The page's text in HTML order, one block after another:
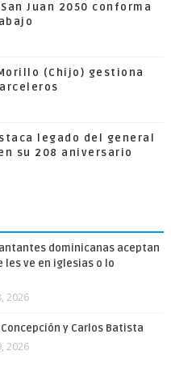
Juan 2050 conforma
(Chijo) gestiona
legado del general
su 208 aniversario
dominicanas aceptan
les ve en iglesias o lo
2026
y Carlos Batista
2026